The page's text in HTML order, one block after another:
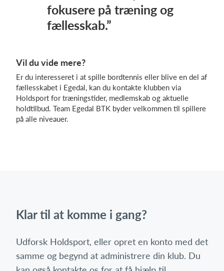
fokusere på træning og
fællesskab.”
Vil du vide mere?
Er du interesseret i at spille bordtennis eller blive en del af
fællesskabet i Egedal, kan du kontakte klubben via
Holdsport for træningstider, medlemskab og aktuelle
holdtilbud. Team Egedal BTK byder velkommen til spillere
på alle niveauer.
Klar til at komme i gang?
Udforsk Holdsport, eller opret en konto med det
samme og begynd at administrere din klub. Du